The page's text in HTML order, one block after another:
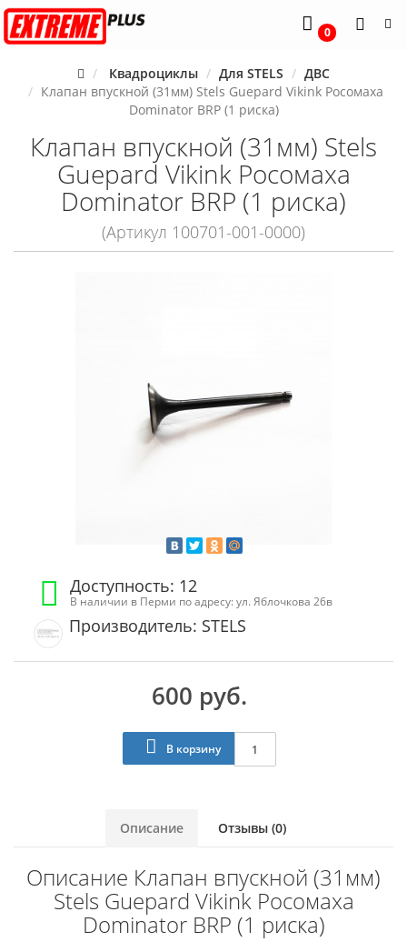
0
Квадроциклы Для STELS
ДВС
Клапан впускной (31мм) Stels Guepard Vikink Росомаха
Dominator BRP (1 риска)
Клапан впускной (31мм) Stels
Guepard Vikink Росомаха
Dominator BRP (1 риска)
(Артикул 100701-001-0000)
Доступность: 12
В наличии в Перми по адресу: ул. Яблочкова 26в
Производитель: STELS
600 руб.
В корзину
Описание Отзывы (0)
Описание Клапан впускной (31мм)
Stels Guepard Vikink Росомаха
Dominator BRP (1 риска)